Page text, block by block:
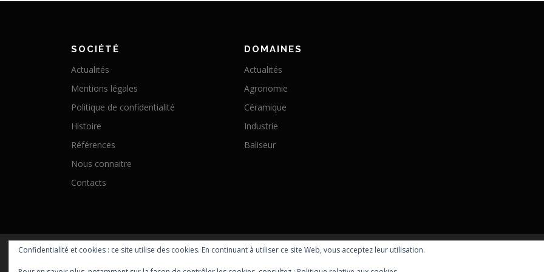
SOCIÉTÉ
Actualités
Mentions légales
Politique de confidentialité
Histoire
Références
Nous connaitre
Contacts
DOMAINES
Actualités
Agronomie
Céramique
Industrie
Baliseur
Confidentialité et cookies : ce site utilise des cookies. En continuant à utiliser ce site Web, vous acceptez leur utilisation.